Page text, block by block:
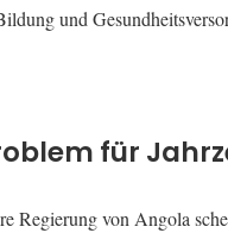
und
für
Regierung von Angola